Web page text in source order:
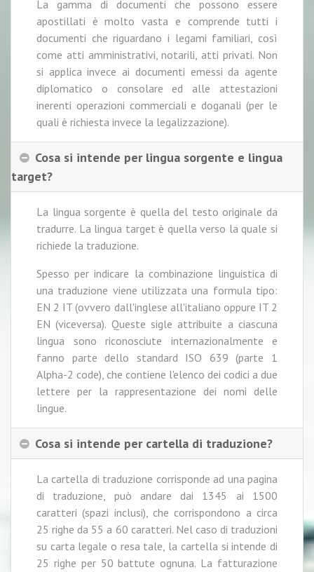
La gamma di documenti che possono essere
apostillati è molto vasta e comprende tutti i
documenti che riguardano i legami familiari, così
come atti amministrativi, notarili, atti privati. Non
si applica invece ai documenti emessi da agente
diplomatico o consolare ed alle attestazioni
inerenti operazioni commerciali e doganali (per le
quali è richiesta invece la legalizzazione).
Cosa si intende per lingua sorgente e lingua
target?
La lingua sorgente è quella del testo originale da
tradurre. La lingua target è quella verso la quale si
richiede la traduzione.
Spesso per indicare la combinazione linguistica di
una traduzione viene utilizzata una formula tipo:
EN 2 IT (ovvero dall'inglese all'italiano oppure IT 2
EN (viceversa). Queste sigle attribuite a ciascuna
lingua sono riconosciute internazionalmente e
fanno parte dello standard ISO 639 (parte 1
Alpha-2 code), che contiene l'elenco dei codici a due
lettere per la rappresentazione dei nomi delle
lingue.
Cosa si intende per cartella di traduzione?
La cartella di traduzione corrisponde ad una pagina
di traduzione, può andare dai 1345 ai 1500
caratteri (spazi inclusi), che corrispondono a circa
25 righe da 55 a 60 caratteri. Nel caso di traduzioni
su carta legale o resa tale, la cartella si intende di
25 righe per 50 battute ognuna. La fatturazione